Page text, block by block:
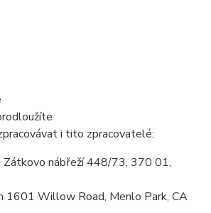
i tito zpracovatelé:
Zátkovo nábřeží 448/73, 370 01,
1601 Willow Road, Menlo Park, CA